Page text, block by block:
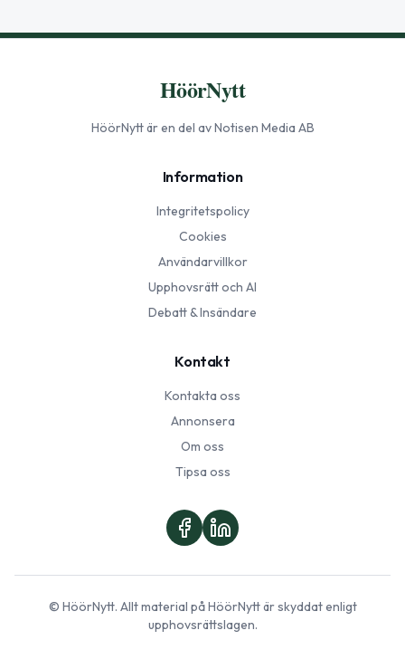
HöörNytt
HöörNyttär en del av Notisen Media AB
Information
Integritetspolicy
Cookies
Användarvillkor
Upphovsrätt och AI
Debatt & Insändare
Kontakt
Kontakta oss
Annonsera
Om oss
Tipsa oss
© HöörNytt. Allt material påHöörNyttär skyddat enligt
upphovsrättslagen.